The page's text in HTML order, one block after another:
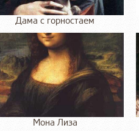
Дама с горностаем
Мона Лиза